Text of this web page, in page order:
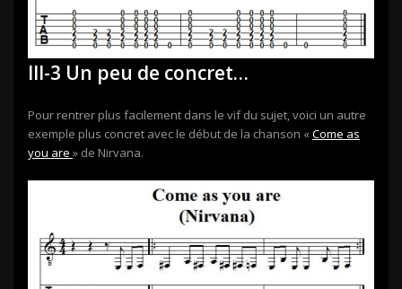
III-3 Un peu de concret…
Pour rentrer plus facilement dans le vif du sujet, voici un autre
exemple plus concret avec le début de la chanson «Come as
you are » de Nirvana.